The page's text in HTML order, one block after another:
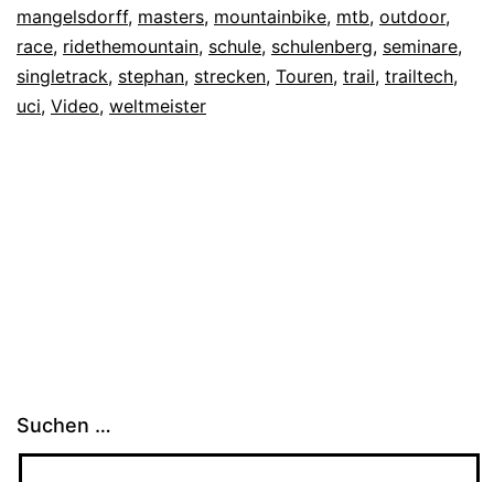
mangelsdorff, masters, mountainbike, mtb, outdoor,
race, ridethemountain, schule, schulenberg, seminare,
singletrack, stephan, strecken, Touren, trail, trailtech,
uci, Video, weltmeister
Suchen …